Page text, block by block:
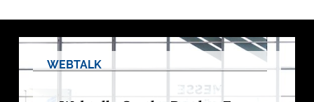
A
R
WEBTALK